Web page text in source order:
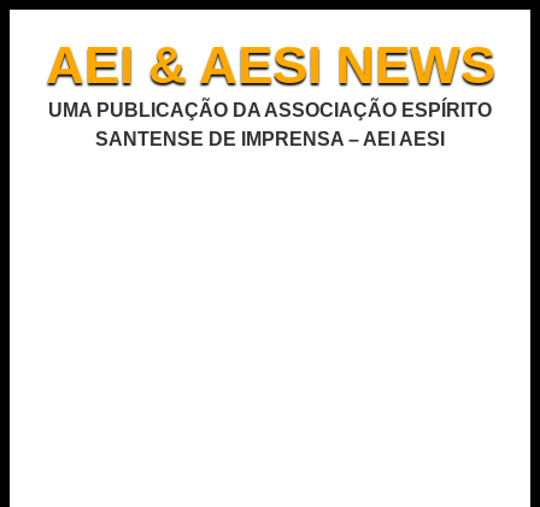
AEI & AESI NEWS
UMA PUBLICAÇÃO DA ASSOCIAÇÃO ESPÍRITO
SANTENSE DE IMPRENSA – AEI AESI